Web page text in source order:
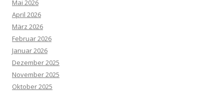
Mai 2026
April 2026
März 2026
Februar 2026
Januar 2026
Dezember 2025
November 2025
Oktober 2025